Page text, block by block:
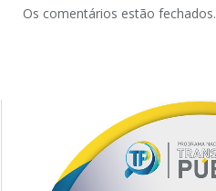
Os comentários estão fechados.